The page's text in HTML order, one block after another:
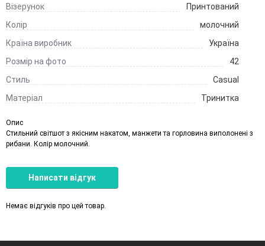
Візерунок
Принтований
Колір
молочний
Країна виробник
Україна
Розмір на фото
42
Стиль
Casual
Матеріал
Тринитка
Опис
Стильний світшот з якісним накатом, манжети та горловина виполонені з
рибани. Колір молочний.
Написати відгук
Немає відгуків про цей товар.